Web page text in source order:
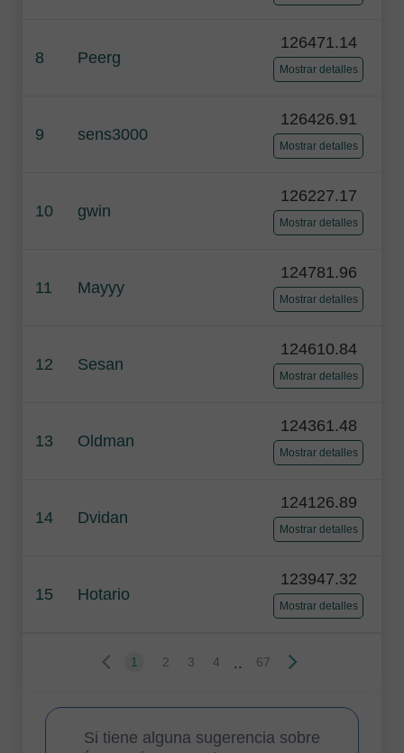
8 Peerg
126471.14
Mostrar detalles
9 sens3000
126426.91
Mostrar detalles
10 gwin
126227.17
Mostrar detalles
11 Mayyy
124781.96
Mostrar detalles
12 Sesan
124610.84
Mostrar detalles
13 Oldman
124361.48
Mostrar detalles
14 Dvidan
124126.89
Mostrar detalles
15 Hotario
123947.32
Mostrar detalles
1 2 3 4 .. 67
Si tiene alguna sugerencia sobre